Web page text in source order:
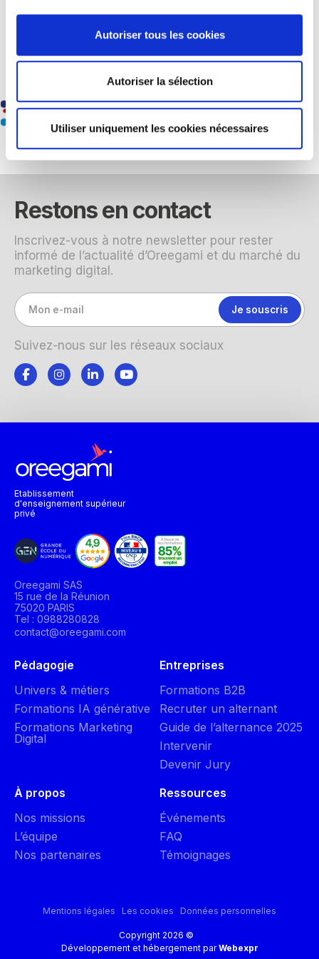
Autoriser tous les cookies
Autoriser la sélection
Utiliser uniquement les cookies nécessaires
Nos accréditations et
partenaires institutionnels
Restons en contact
Inscrivez-vous à notre newsletter pour rester
informé de l’actualité d’Oreegami et du marché du
marketing digital.
Suivez-nous sur les réseaux sociaux
Etablissement
d'enseignement supérieur
privé
Oreegami SAS
15 rue de la Réunion
75020 PARIS
Tel : 0988280828
contact@oreegami.com
Pédagogie
Univers & métiers
Formations IA générative
Formations Marketing
Digital
Entreprises
Formations B2B
Recruter un alternant
Guide de l’alternance 2025
Intervenir
Devenir Jury
À propos
Nos missions
L’équipe
Nos partenaires
Ressources
Événements
FAQ
Témoignages
Mentions légales Les cookies Données personnelles
Copyright 2026 ©
Développement et hébergement par Webexpr